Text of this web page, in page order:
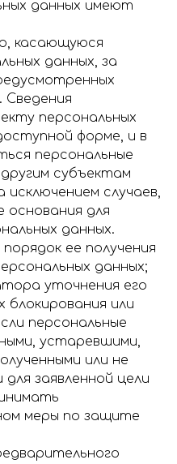
данных имеют
касающуюся
данных, за
Сведения
персональных
форме, и в
персональные
субъектам
исключением случаев,
основания для
данных.
ее получения
данных;
уточнения его
блокирования или
персональные
устаревшими,
или не
заявленной цели
меры по защите